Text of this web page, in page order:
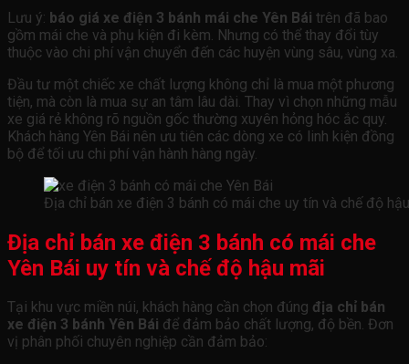
Lưu ý: báo giá xe điện 3 bánh mái che Yên Bái trên đã bao
gồm mái che và phụ kiện đi kèm. Nhưng có thể thay đổi tùy
thuộc vào chi phí vận chuyển đến các huyện vùng sâu, vùng xa.
Đầu tư một chiếc xe chất lượng không chỉ là mua một phương
tiện, mà còn là mua sự an tâm lâu dài. Thay vì chọn những mẫu
xe giá rẻ không rõ nguồn gốc thường xuyên hỏng hóc ắc quy.
Khách hàng Yên Bái nên ưu tiên các dòng xe có linh kiện đồng
bộ để tối ưu chi phí vận hành hàng ngày.
Địa chỉ bán xe điện 3 bánh có mái che uy tín và chế độ
Địa chỉ bán xe điện 3 bánh có mái che
Yên Bái uy tín và chế độ hậu mãi
Tại khu vực miền núi, khách hàng cần chọn đúng địa chỉ bán
xe điện 3 bánh Yên Bái để đảm bảo chất lượng, độ bền. Đơn
vị phân phối chuyên nghiệp cần đảm bảo: